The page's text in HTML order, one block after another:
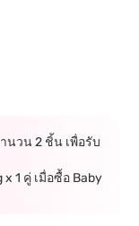
นวน 2 ชิ้น เพื่อรับ
1 คู่ เมื่อซื้อ Baby